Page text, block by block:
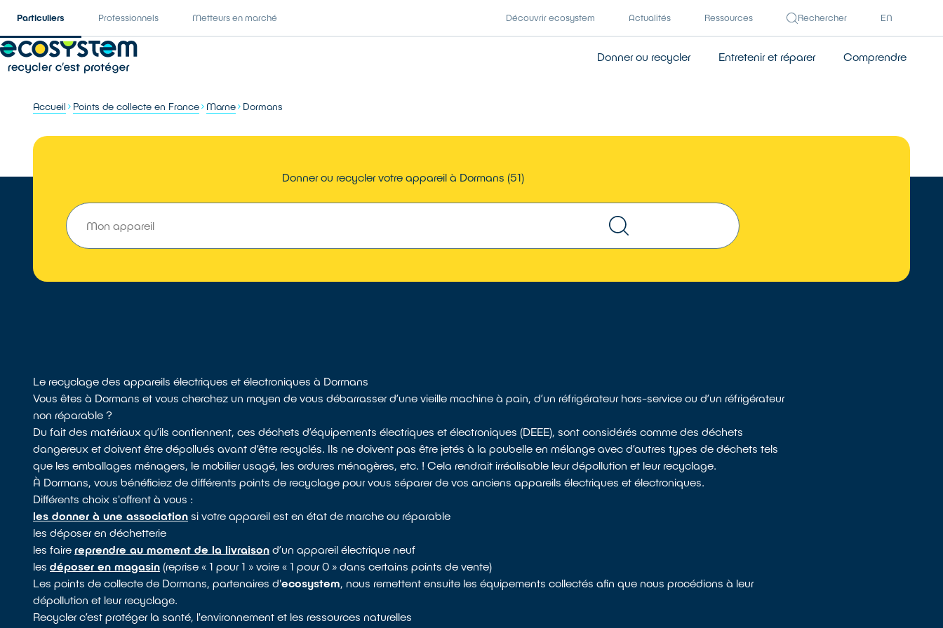
Particuliers Professionnels Metteurs en marché Découvrir ecosystem Actualités Ressources Rechercher EN
Donner ou recycler Entretenir et réparer Comprendre
Accueil Points de collecte en France Marne Dormans
Donner ou recycler votre appareil à Dormans (51)
Le recyclage des appareils électriques et électroniques à Dormans
Vous êtes à Dormans et vous cherchez un moyen de vous débarrasser d’une vieille machine à pain, d’un réfrigérateur hors-service ou d’un réfrigérateur
non réparable ?
Du fait des matériaux qu’ils contiennent, ces déchets d’équipements électriques et électroniques (DEEE), sont considérés comme des déchets
dangereux et doivent être dépollués avant d’être recyclés. Ils ne doivent pas être jetés à la poubelle en mélange avec d’autres types de déchets tels
que les emballages ménagers, le mobilier usagé, les ordures ménagères, etc. ! Cela rendrait irréalisable leur dépollution et leur recyclage.
À Dormans, vous bénéficiez de différents points de recyclage pour vous séparer de vos anciens appareils électriques et électroniques.
Différents choix s'offrent à vous :
les donner à une association si votre appareil est en état de marche ou réparable
les déposer en déchetterie
les fairereprendre au moment de la livraison d’un appareil électrique neuf
lesdéposer en magasin (reprise « 1 pour 1 » voire « 1 pour 0 » dans certains points de vente)
Les points de collecte de Dormans, partenaires d'ecosystem, nous remettent ensuite les équipements collectés afin que nous procédions à leur
dépollution et leur recyclage.
Recycler c’est protéger la santé, l'environnement et les ressources naturelles